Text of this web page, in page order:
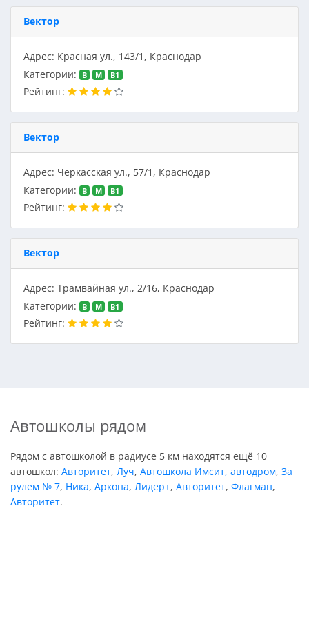
Вектор
Адрес: Красная ул., 143/1, Краснодар
Категории:
B M В1
Рейтинг:
Вектор
Адрес: Черкасская ул., 57/1, Краснодар
Категории:
B M В1
Рейтинг:
Вектор
Адрес: Трамвайная ул., 2/16, Краснодар
Категории:
B M В1
Рейтинг:
Автошколы рядом
Рядом с автошколой в радиусе 5 км находятся ещё 10
автошкол: Авторитет, Луч, Автошкола Имсит, автодром, За
рулем № 7, Ника, Аркона, Лидер+, Авторитет, Флагман,
Авторитет.